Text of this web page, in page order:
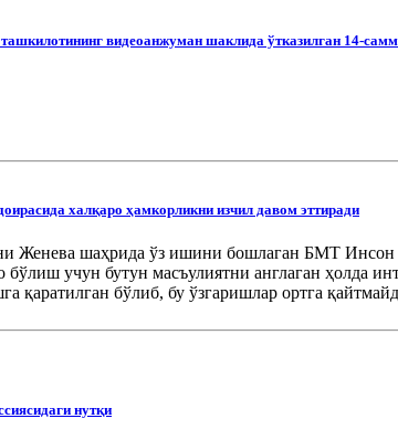
видеоанжуман шаклида ўтказилган 14-
халқаро ҳамкорликни изчил давом эттиради
Женева шаҳрида ўз ишини бошлаган БМТ
бўлиш учун бутун масъулиятни англаган ҳолда
қаратилган бўлиб, бу ўзгаришлар ортга
нутқи